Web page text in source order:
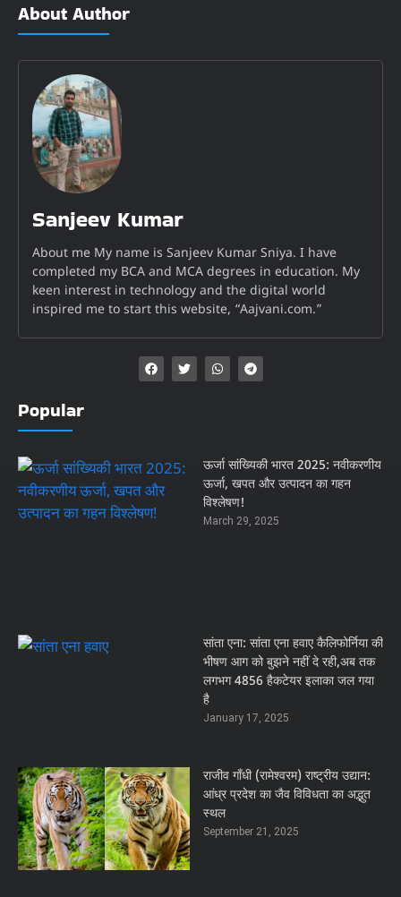
About Author
Sanjeev Kumar
About me My name is Sanjeev Kumar Sniya. I have
completed my BCA and MCA degrees in education. My
keen interest in technology and the digital world
inspired me to start this website, “Aajvani.com.”
Popular
ऊर्जा सांख्यिकी भारत 2025: नवीकरणीय
ऊर्जा, खपत और उत्पादन का गहन
विश्लेषण!
March 29, 2025
सांता एना: सांता एना हवाए कैलिफोर्निया की
भीषण आग को बुझने नहीं दे रही,अब तक
लगभग 4856 हैकटेयर इलाका जल गया
है
January 17, 2025
राजीव गाँधी (रामेश्वरम) राष्ट्रीय उद्यान:
आंध्र प्रदेश का जैव विविधता का अद्भुत
स्थल
September 21, 2025